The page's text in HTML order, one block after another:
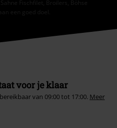
Fischfilet, Broilers, Böhse
een goed doel.
voor je klaar
van 09:00 tot 17:00. Meer